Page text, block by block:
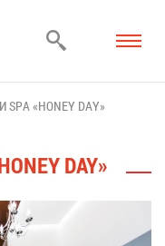
«HONEY DAY»
DAY»